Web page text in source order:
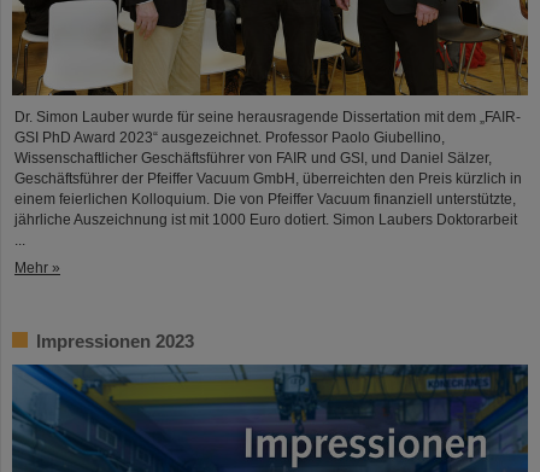
Dr. Simon Lauber wurde für seine herausragende Dissertation mit dem „FAIR-
GSI PhD Award 2023“ ausgezeichnet. Professor Paolo Giubellino,
Wissenschaftlicher Geschäftsführer von FAIR und GSI, und Daniel Sälzer,
Geschäftsführer der Pfeiffer Vacuum GmbH, überreichten den Preis kürzlich in
einem feierlichen Kolloquium. Die von Pfeiffer Vacuum finanziell unterstützte,
jährliche Auszeichnung ist mit 1000 Euro dotiert. Simon Laubers Doktorarbeit
...
Mehr »
Impressionen 2023